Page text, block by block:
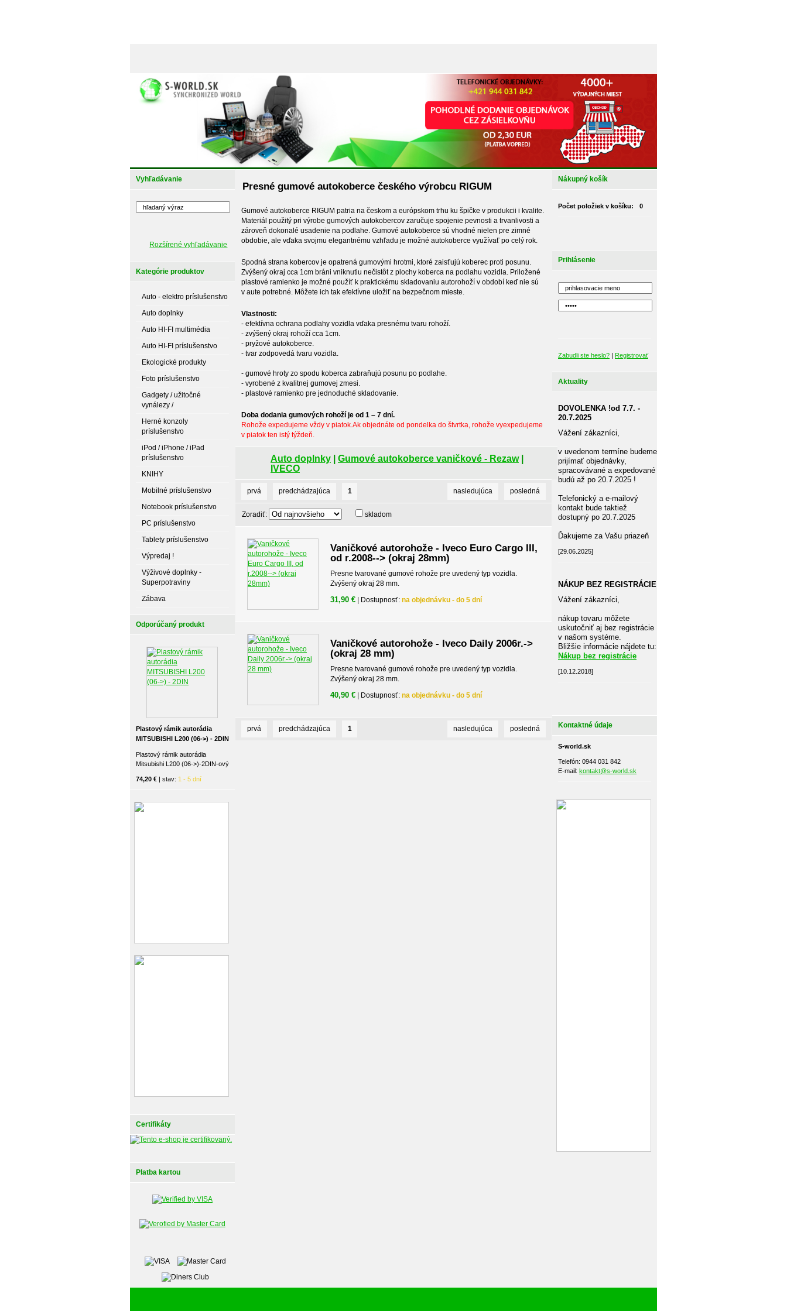
Vyhľadávanie
Rozšírené vyhľadávanie
Kategórie produktov
Auto - elektro príslušenstvo
Auto doplnky
Auto HI-FI multimédia
Auto HI-FI príslušenstvo
Ekologické produkty
Foto príslušenstvo
Gadgety / užitočné
vynálezy /
Herné konzoly
príslušenstvo
iPod / iPhone / iPad
príslušenstvo
KNIHY
Mobilné príslušenstvo
Notebook príslušenstvo
PC príslušenstvo
Tablety príslušenstvo
Výpredaj !
Výživové doplnky -
Superpotraviny
Zábava
Odporúčaný produkt
Plastový rámik autorádia
MITSUBISHI L200 (06->) - 2DIN
Plastový rámik autorádia
Mitsubishi L200 (06->)-2DIN-ový
74,20 € | stav: 1 - 5 dní
Certifikáty
Platba kartou
Presné gumové autokoberce českého výrobcu RIGUM
Gumové autokoberce RIGUM patria na českom a európskom trhu ku špičke v produkcii i kvalite.
Materiál použitý pri výrobe gumových autokobercov zaručuje spojenie pevnosti a trvanlivosti a
zároveň dokonalé usadenie na podlahe. Gumové autokoberce sú vhodné nielen pre zimné
obdobie, ale vďaka svojmu elegantnému vzhľadu je možné autokoberce využívať po celý rok.
Spodná strana kobercov je opatrená gumovými hrotmi, ktoré zaisťujú koberec proti posunu.
Zvýšený okraj cca 1cm bráni vniknutiu nečistôt z plochy koberca na podlahu vozidla. Priložené
plastové ramienko je možné použíť k praktickému skladovaniu autorohoží v období keď nie sú
v aute potrebné. Môžete ich tak efektívne uložiť na bezpečnom mieste.
Vlastnosti:
- efektívna ochrana podlahy vozidla vďaka presnému tvaru rohoží.
- zvýšený okraj rohoží cca 1cm.
- pryžové autokoberce.
- tvar zodpovedá tvaru vozidla.
- gumové hroty zo spodu koberca zabraňujú posunu po podlahe.
- vyrobené z kvalitnej gumovej zmesi.
- plastové ramienko pre jednoduché skladovanie.
Doba dodania gumových rohoží je od 1 – 7 dní.
Rohože expedujeme vždy v piatok.Ak objednáte od pondelka do štvrtka, rohože vyexpedujeme
v piatok ten istý týždeň.
Auto doplnky Gumové autokoberce vaničkové - Rezaw|
IVECO
prvá predchádzajúca 1 nasledujúca posledná
Zoradiť: skladom
Vaničkové autorohože - Iveco Euro Cargo III,
od r.2008--> (okraj 28mm)
Presne tvarované gumové rohože pre uvedený typ vozidla.
Zvýšený okraj 28 mm.
31,90 € | Dostupnosť: na objednávku - do 5 dní
Vaničkové autorohože - Iveco Daily 2006r.->
(okraj 28 mm)
Presne tvarované gumové rohože pre uvedený typ vozidla.
Zvýšený okraj 28 mm.
40,90 € | Dostupnosť: na objednávku - do 5 dní
prvá predchádzajúca 1 nasledujúca posledná
Nákupný košík
Počet položiek v košíku: 0
Prihlásenie
Zabudli ste heslo? | Registrovať
Aktuality
DOVOLENKA !od 7.7. -
20.7.2025
Vážení zákazníci,
v uvedenom termíne budeme
prijímať objednávky,
spracovávané a expedované
budú až po 20.7.2025 !
Telefonický a e-mailový
kontakt bude taktiež
dostupný po 20.7.2025
Ďakujeme za Vašu priazeň
[29.06.2025]
NÁKUP BEZ REGISTRÁCIE
Vážení zákazníci,
nákup tovaru môžete
uskutočniť aj bez registrácie
v našom systéme.
Bližšie informácie nájdete tu:
Nákup bez registrácie
[10.12.2018]
Kontaktné údaje
S-world.sk
Telefón: 0944 031 842
E-mail: kontakt@s-world.sk